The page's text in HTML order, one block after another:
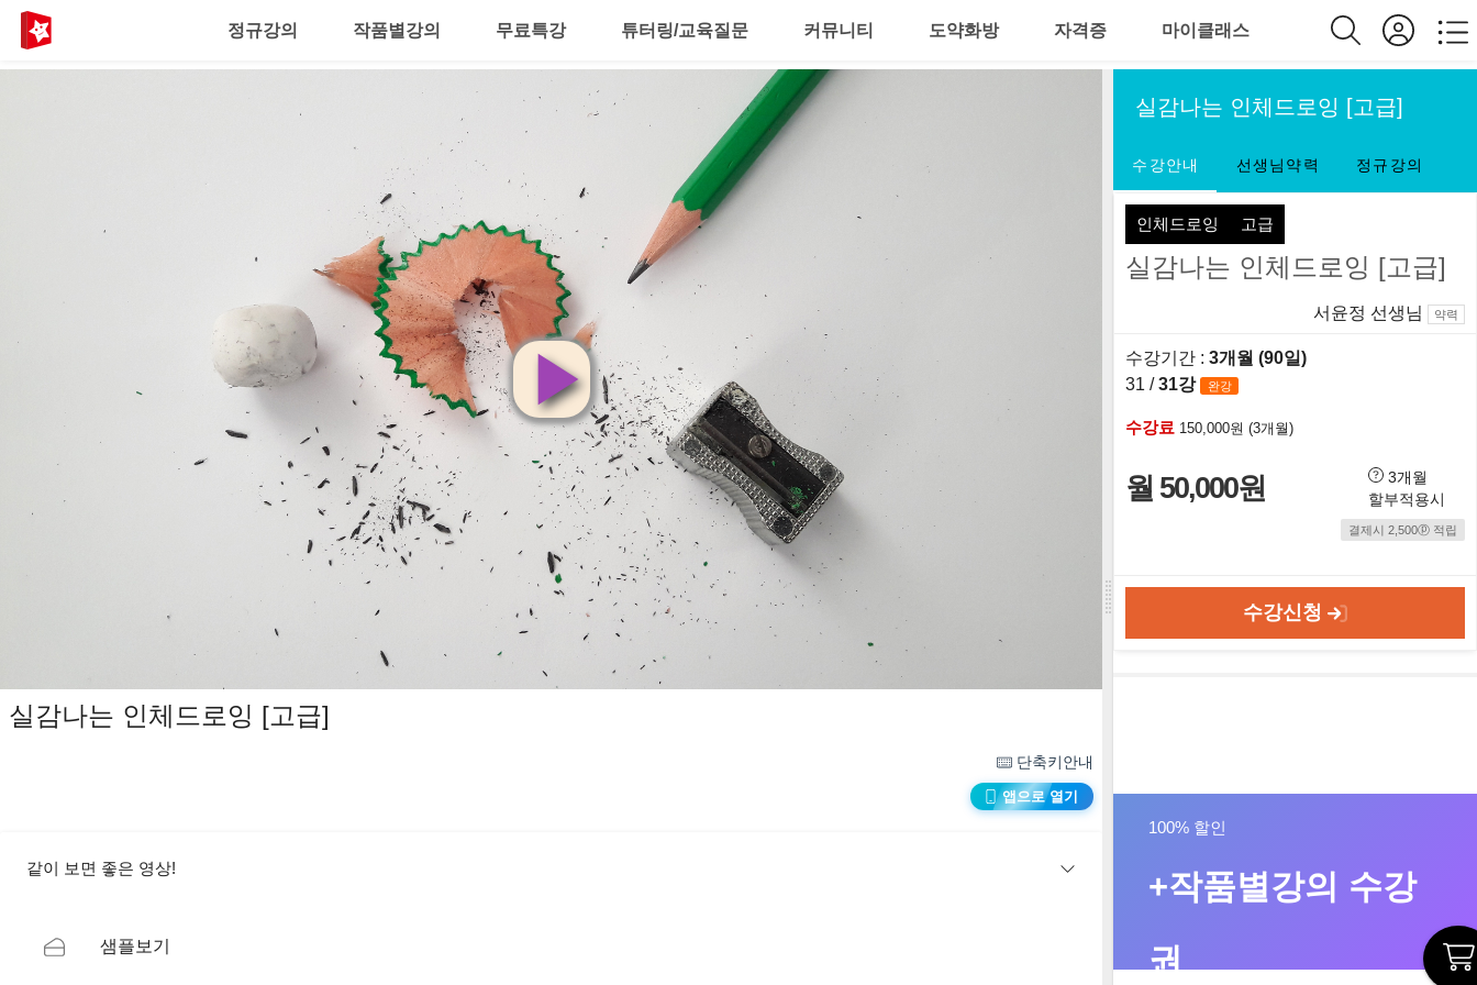
정규강의 작품별강의 무료특강 튜터링/교육질문 커뮤니티 도약화방 자격증 마이클래스
영
상
재
생
실감나는 인체드로잉 [고급]
단축키안내
앱으로 열기
같이 보면 좋은 영상!
샘플보기
실감나는 인체드로잉 [고급]
수강안내 선생님약력 정규강의
인체드로잉 고급
실감나는 인체드로잉 [고급]
서윤정 선생님 약력
수강기간 : 3개월 (90일)
31 /31강 완강
수강료 150,000원 (3개월)
월 50,000원
3개월
할부적용시
결제시 2,500ⓟ 적립
수강신청
100% 할인
+작품별강의 수강
권